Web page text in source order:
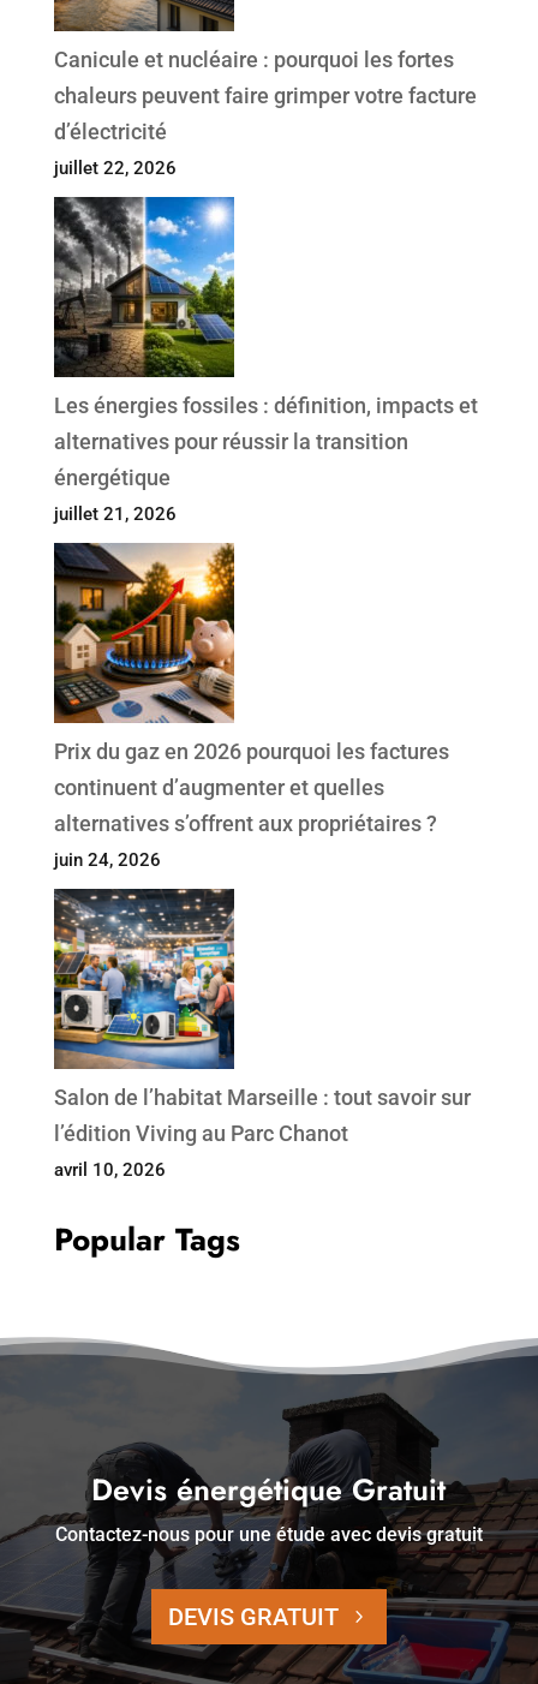
Canicule et nucléaire : pourquoi les fortes
chaleurs peuvent faire grimper votre facture
d’électricité
juillet 22, 2026
Les énergies fossiles : définition, impacts et
alternatives pour réussir la transition
énergétique
juillet 21, 2026
Prix du gaz en 2026 pourquoi les factures
continuent d’augmenter et quelles
alternatives s’offrent aux propriétaires ?
juin 24, 2026
Salon de l’habitat Marseille : tout savoir sur
l’édition Viving au Parc Chanot
avril 10, 2026
Popular Tags
Devis énergétique Gratuit
Contactez-nous pour une étude avec devis gratuit
DEVIS GRATUIT